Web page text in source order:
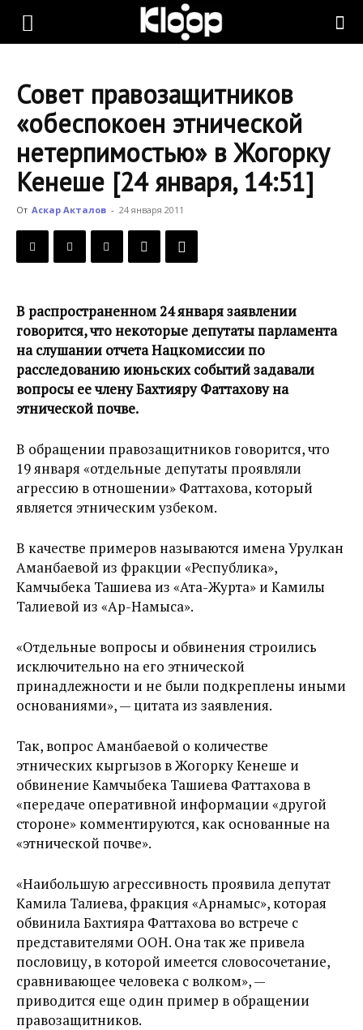
KLOOP.KG
Новости
Кыргызстана
Совет правозащитников
«обеспокоен этнической
нетерпимостью» в Жогорку
Кенеше [24 января, 14:51]
От Аскар Акталов - 24 января 2011
В распространенном 24 января заявлении
говорится, что некоторые депутаты парламента
на слушании отчета Нацкомиссии по
расследованию июньских событий задавали
вопросы ее члену Бахтияру Фаттахову на
этнической почве.
В обращении правозащитников говорится, что
19 января «отдельные депутаты проявляли
агрессию в отношении» Фаттахова, который
является этническим узбеком.
В качестве примеров называются имена Урулкан
Аманбаевой из фракции «Республика»,
Камчыбека Ташиева из «Ата-Журта» и Камилы
Талиевой из «Ар-Намыса».
«Отдельные вопросы и обвинения строились
исключительно на его этнической
принадлежности и не были подкреплены иными
основаниями», — цитата из заявления.
Так, вопрос Аманбаевой о количестве
этнических кыргызов в Жогорку Кенеше и
обвинение Камчыбека Ташиева Фаттахова в
«передаче оперативной информации «другой
стороне» комментируются, как основанные на
«этнической почве».
«Наибольшую агрессивность проявила депутат
Камила Талиева, фракция «Арнамыс», которая
обвинила Бахтияра Фаттахова во встрече с
представителями ООН. Она так же привела
пословицу, в которой имеется словосочетание,
сравнивающее человека с волком», —
приводится еще один пример в обращении
правозащитников.